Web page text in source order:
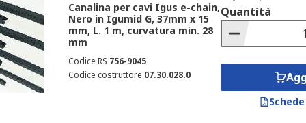
utilizzate per la gestione dei cavi elettrici in
Canalina per cavi Igus e-chain,
Nero in Igumid G, 37mm x 15
mm, L. 1 m, curvatura min. 28
mm
Codice RS 756-9045
Codice costruttore 07.30.028.0
Quantità